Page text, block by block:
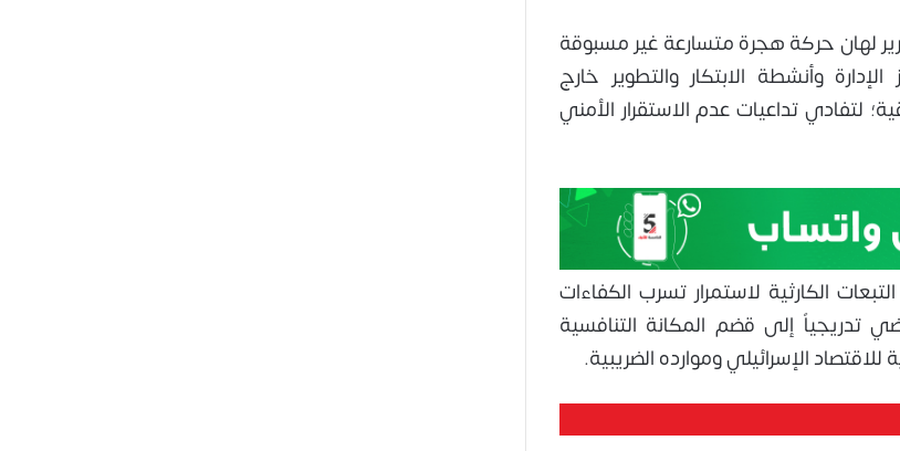
لهان حركة هجرة متسارعة غير مسبوقة
وأنشطة الابتكار والتطوير خارج
لتفادي تداعيات عدم الاستقرار الأمني
الكارثية لاستمرار تسرب الكفاءات
تدريجياً إلى قضم المكانة التنافسية
الإسرائيلي وموارده الضريبية.